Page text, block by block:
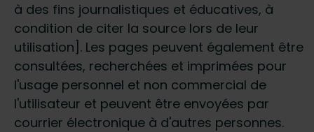
à des fins journalistiques et éducatives, à
condition de citer la source lors de leur
utilisation]. Les pages peuvent également être
consultées, recherchées et imprimées pour
l'usage personnel et non commercial de
l'utilisateur et peuvent être envoyées par
courrier électronique à d'autres personnes.